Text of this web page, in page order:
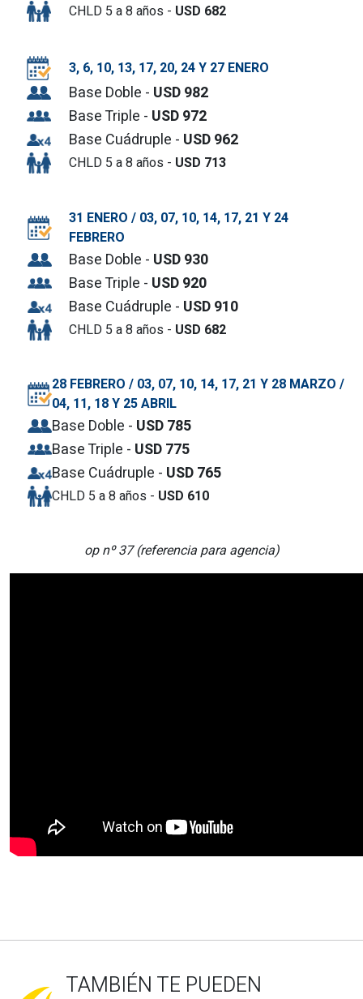
CHLD 5 a 8 años - USD 682
3, 6, 10, 13, 17, 20, 24 Y 27 ENERO
Base Doble - USD 982
Base Triple - USD 972
Base Cuádruple - USD 962
CHLD 5 a 8 años - USD 713
31 ENERO / 03, 07, 10, 14, 17, 21 Y 24
FEBRERO
Base Doble - USD 930
Base Triple - USD 920
Base Cuádruple - USD 910
CHLD 5 a 8 años - USD 682
28 FEBRERO / 03, 07, 10, 14, 17, 21 Y 28 MARZO /
04, 11, 18 Y 25 ABRIL
Base Doble - USD 785
Base Triple - USD 775
Base Cuádruple - USD 765
CHLD 5 a 8 años - USD 610
op nº 37 (referencia para agencia)
TAMBIÉN TE PUEDEN